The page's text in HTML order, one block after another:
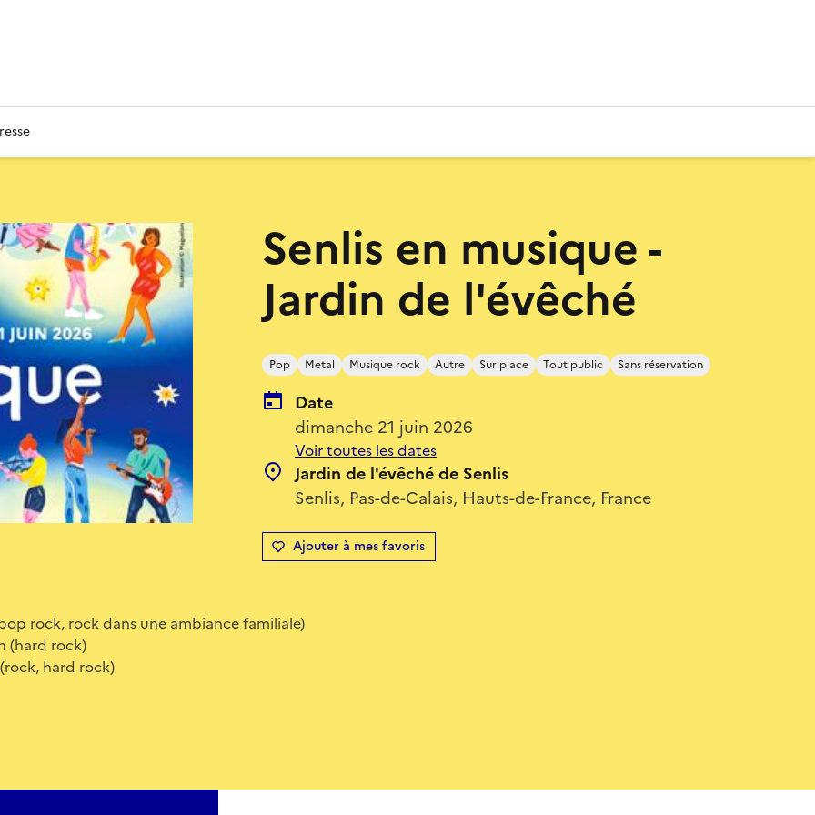
Senlis en musique -
Jardin de l'évêché
Pop Metal Musique rock Autre Sur place Tout public Sans réservation
Date
dimanche 21 juin 2026
Voir toutes les dates
Jardin de l'évêché de Senlis
Senlis, Pas-de-Calais, Hauts-de-France, France
Ajouter à mes favoris
rock, rock dans une ambiance familiale)
(hard rock)
hard rock)